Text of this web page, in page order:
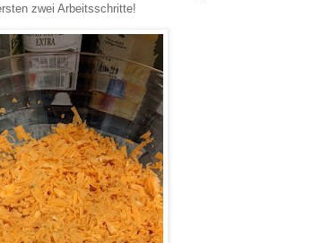
zwei Arbeitsschritte!